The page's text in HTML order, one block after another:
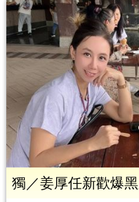
獨／姜厚任新歡爆